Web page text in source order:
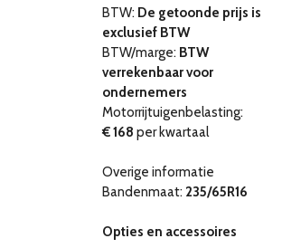
BTW: De getoonde prijs is
exclusief BTW
BTW/marge: BTW
verrekenbaar voor
ondernemers
Motorrijtuigenbelasting:
€ 168 per kwartaal
Overige informatie
Bandenmaat: 235/65R16
Opties en accessoires